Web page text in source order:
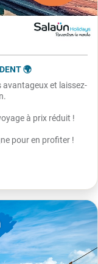
🌍
avantageux et laissez-
à prix réduit !
pour en profiter !